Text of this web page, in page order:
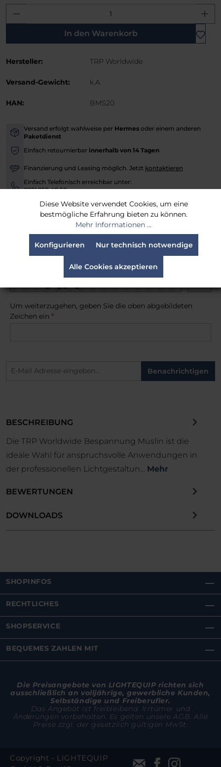
l
r
a
a
Produkt Anzahl: Gib den
In den Warenkorb
Hersteller: TRP Worldwide
Versand-Gewicht: k.A.
HAN: BMS20
-
Versand erfolgt wahlweise per Hermes oder einem anderen
Paketdienst
-
Einfach retournierbar innerhalb von 14 Tagen
-
Finanzierung und Leasing möglich. Jetzt kontaktieren
-
Einfach Telefonisch erreichbar unter:
0221 958 40 50
Versandfertig in 30 Tagen, Lieferzeit 3-4 Werktage
Benachrichtige mich, sobald der Artikel lieferbar ist.
Um weiterzugehen, geben Sie die oben abgebildeten
Zeichen ein *
Benachrichtigen
BESCHREIBUNG
Die TRP Worldwide Bespannung Muslin ist die
ideale Wahl für anspruchsvolle Anwendungen in
der professionellen Lichtgestaltun… Mehr
BEWERTUNGEN
DOWNLOADS
SHOPINFOS
RECHTLICHES
SHOPSERVICE
BEQUEMES ZAHLEN MIT
Die Preisangebote von LIGHTEQUIP richten sich
ausschließlich an volljährige, gewerbliche Kunden,
Selbständige und Freiberufler.
Das Angebot ist freibleibend. Irrtümer und
Änderungen vorbehalten. Es gelten unsere AGB. Alle
Preise zzgl. der gesetzlich gültigen MwSt.
Copyright - LIGHTEQUIP
Diese Website verwendet Cookies, um eine
bestmögliche Erfahrung bieten zu können.
Mehr Informationen ...
Nur technisch notwendige
Konfigurieren
Alle Cookies akzeptieren